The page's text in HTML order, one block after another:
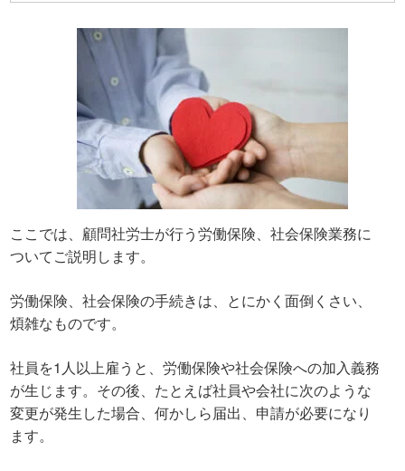
ここでは、顧問社労士が行う労働保険、社会保険業務に
ついてご説明します。
労働保険、社会保険の手続きは、とにかく面倒くさい、
煩雑なものです。
社員を1人以上雇うと、労働保険や社会保険への加入義務
が生じます。その後、たとえば社員や会社に次のような
変更が発生した場合、何かしら届出、申請が必要になり
ます。